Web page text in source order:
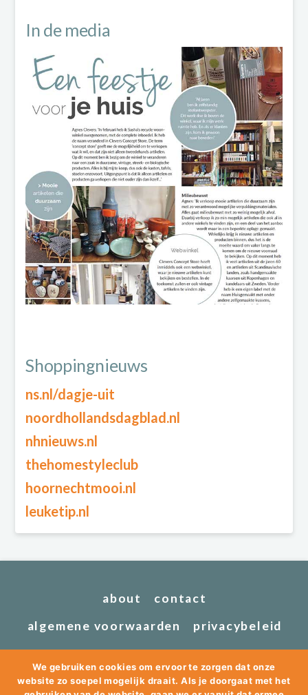
In de media
Shoppingnieuws
ns.nl/dagje-uit
noordhollandsdagblad.nl
nhnieuws.nl
thehomestyleclub
hoornechtmooi.nl
leuketip.nl
about
contact
algemene voorwaarden
privacybeleid
We gebruiken cookies om ervoor te zorgen dat onze
website zo soepel mogelijk draait. Als je doorgaat met het